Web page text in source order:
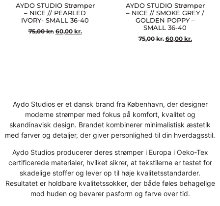
AYDO STUDIO Strømper
– NICE // PEARLED
IVORY- SMALL 36-40
75,00kr. 60,00 kr.
AYDO STUDIO Strømper
– NICE // SMOKE GREY /
GOLDEN POPPY –
SMALL 36-40
75,00kr. 60,00 kr.
Aydo Studios er et dansk brand fra København, der designer
moderne strømper med fokus på komfort, kvalitet og
skandinavisk design. Brandet kombinerer minimalistisk æstetik
med farver og detaljer, der giver personlighed til din hverdagsstil.
Aydo Studios producerer deres strømper i Europa i Oeko-Tex
certificerede materialer, hvilket sikrer, at tekstilerne er testet for
skadelige stoffer og lever op til høje kvalitetsstandarder.
Resultatet er holdbare kvalitetssokker, der både føles behagelige
mod huden og bevarer pasform og farve over tid.